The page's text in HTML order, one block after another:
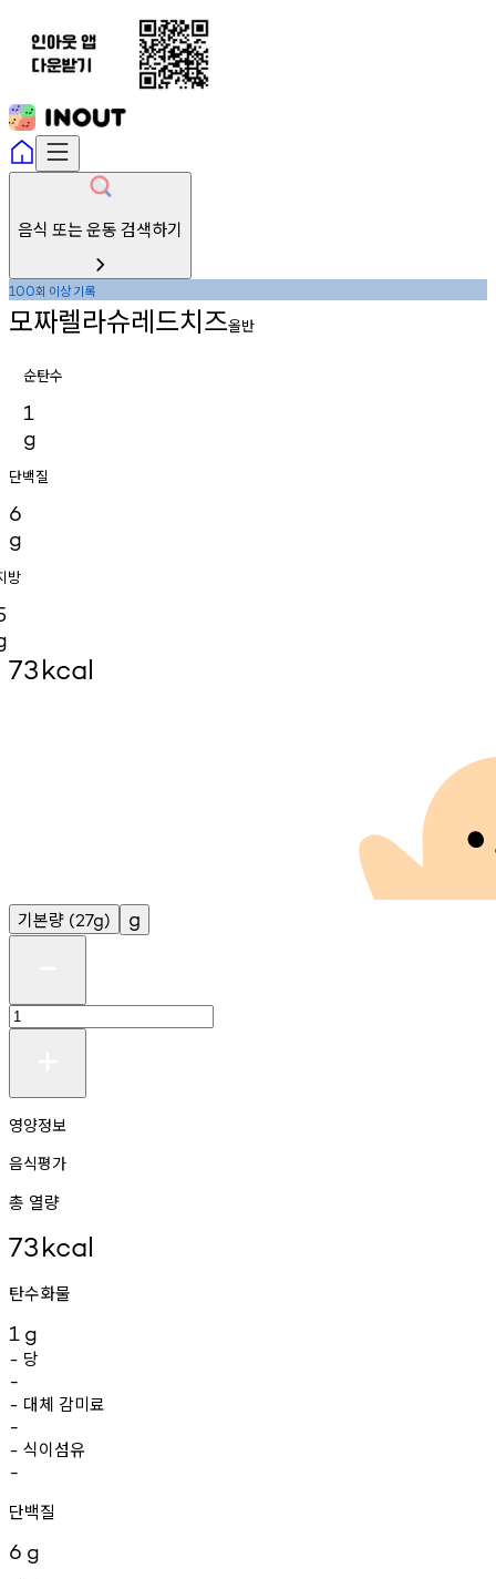
음식 또는 운동 검색하기
100회 이상기록
모짜렐라슈레드치즈올반
순탄수
1
g
단백질
6
g
방
73kcal
기본량 (27g) g
영양정보
음식평가
총 열량
73kcal
탄수화물
1 g
- 당
-
- 대체 감미료
-
- 식이섬유
-
단백질
6 g